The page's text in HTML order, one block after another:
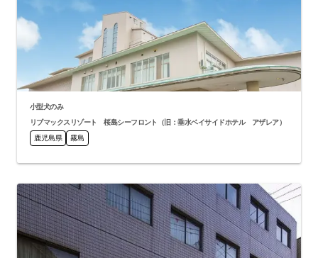
小型犬のみ
リブマックスリゾート 桜島シーフロント（旧：垂水ベイサイドホテル アザレア）
鹿児島県
霧島